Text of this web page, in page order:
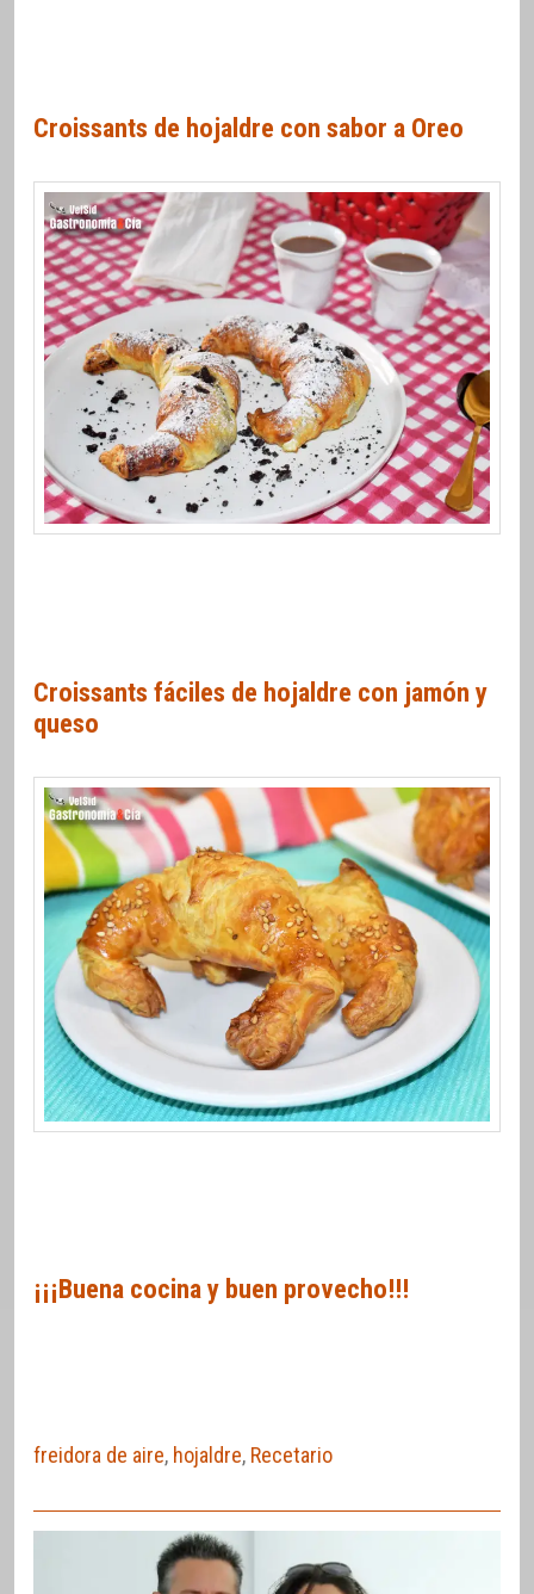
Croissants de hojaldre con sabor a Oreo
Croissants fáciles de hojaldre con jamón y
queso
¡¡¡Buena cocina y buen provecho!!!
freidora de aire, hojaldre, Recetario